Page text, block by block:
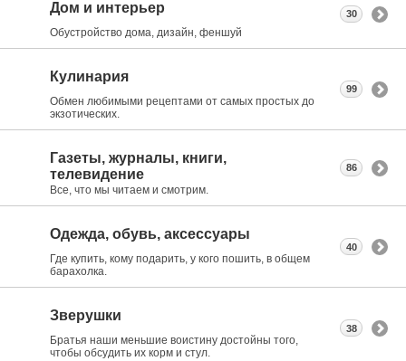
Дом и интерьер
Обустройство дома, дизайн, феншуй
30
Кулинария
Обмен любимыми рецептами от самых простых до
экзотических.
99
Газеты, журналы, книги,
телевидение
Все, что мы читаем и смотрим.
86
Одежда, обувь, аксессуары
Где купить, кому подарить, у кого пошить, в общем
барахолка.
40
Зверушки
Братья наши меньшие воистину достойны того,
чтобы обсудить их корм и стул.
38